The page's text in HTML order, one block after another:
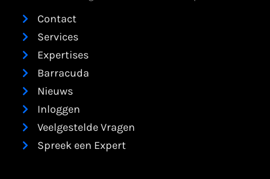
Contact
Services
Expertises
Barracuda
Nieuws
Inloggen
Veelgestelde Vragen
Spreek een Expert